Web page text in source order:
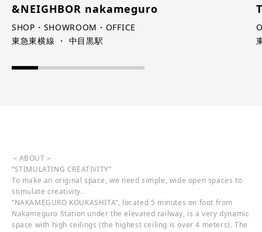
&NEIGHBOR nakameguro
SHOP・SHOWROOM・OFFICE
東急東横線 ・ 中目黒駅
＜ABOUT＞
“STIMULATING CREATIVITY”
To make an original space, we need simple, wide open spaces to
stimulate creativity.
“NAKAMEGURO KOUKASHITA”, located 5 minutes on foot from
Nakameguro Station under the elevated railway, is a very dynamic
space with high ceilings (the highest ceiling is over 4 meters). The